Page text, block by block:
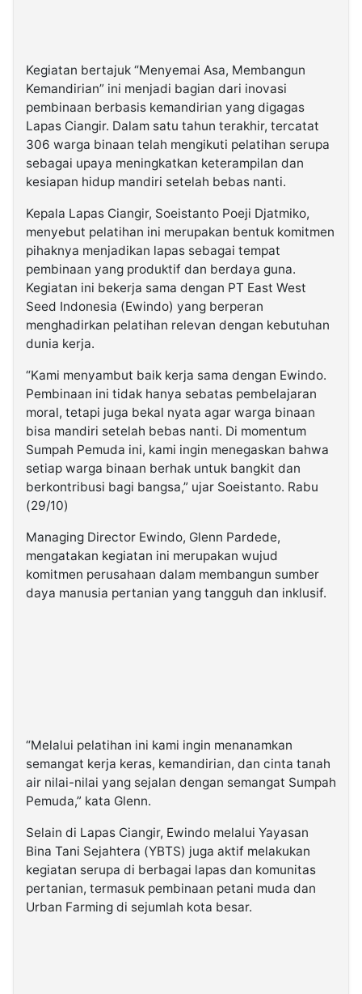
Kegiatan bertajuk “Menyemai Asa, Membangun
Kemandirian” ini menjadi bagian dari inovasi
pembinaan berbasis kemandirian yang digagas
Lapas Ciangir. Dalam satu tahun terakhir, tercatat
306 warga binaan telah mengikuti pelatihan serupa
sebagai upaya meningkatkan keterampilan dan
kesiapan hidup mandiri setelah bebas nanti.
Kepala Lapas Ciangir, Soeistanto Poeji Djatmiko,
menyebut pelatihan ini merupakan bentuk komitmen
pihaknya menjadikan lapas sebagai tempat
pembinaan yang produktif dan berdaya guna.
Kegiatan ini bekerja sama dengan PT East West
Seed Indonesia (Ewindo) yang berperan
menghadirkan pelatihan relevan dengan kebutuhan
dunia kerja.
“Kami menyambut baik kerja sama dengan Ewindo.
Pembinaan ini tidak hanya sebatas pembelajaran
moral, tetapi juga bekal nyata agar warga binaan
bisa mandiri setelah bebas nanti. Di momentum
Sumpah Pemuda ini, kami ingin menegaskan bahwa
setiap warga binaan berhak untuk bangkit dan
berkontribusi bagi bangsa,” ujar Soeistanto. Rabu
(29/10)
Managing Director Ewindo, Glenn Pardede,
mengatakan kegiatan ini merupakan wujud
komitmen perusahaan dalam membangun sumber
daya manusia pertanian yang tangguh dan inklusif.
“Melalui pelatihan ini kami ingin menanamkan
semangat kerja keras, kemandirian, dan cinta tanah
air nilai-nilai yang sejalan dengan semangat Sumpah
Pemuda,” kata Glenn.
Selain di Lapas Ciangir, Ewindo melalui Yayasan
Bina Tani Sejahtera (YBTS) juga aktif melakukan
kegiatan serupa di berbagai lapas dan komunitas
pertanian, termasuk pembinaan petani muda dan
Urban Farming di sejumlah kota besar.